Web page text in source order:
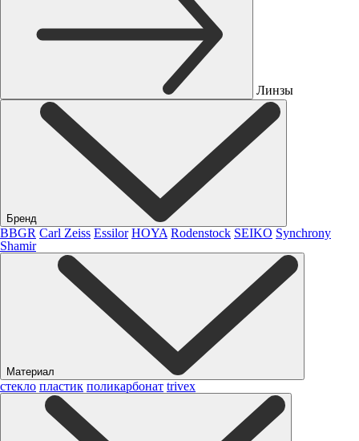
Линзы
Бренд
BBGR Carl Zeiss Essilor HOYA Rodenstock SEIKO Synchrony
Shamir
Материал
стекло пластик поликарбонат trivex